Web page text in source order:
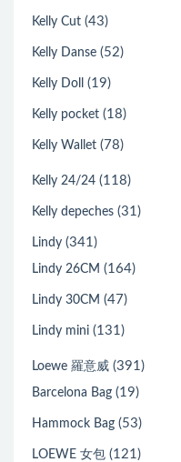
Kelly Cut (43)
Kelly Danse (52)
Kelly Doll (19)
Kelly pocket (18)
Kelly Wallet (78)
Kelly 24/24 (118)
Kelly depeches (31)
Lindy (341)
Lindy 26CM (164)
Lindy 30CM (47)
Lindy mini (131)
Loewe 羅意威 (391)
Barcelona Bag (19)
Hammock Bag (53)
LOEWE 女包 (121)